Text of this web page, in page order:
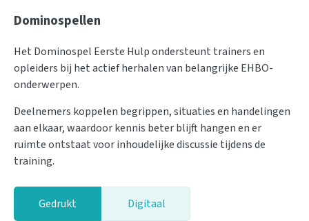
Dominospellen
Het Dominospel Eerste Hulp ondersteunt trainers en
opleiders bij het actief herhalen van belangrijke EHBO-
onderwerpen.
Deelnemers koppelen begrippen, situaties en handelingen
aan elkaar, waardoor kennis beter blijft hangen en er
ruimte ontstaat voor inhoudelijke discussie tijdens de
training.
Gedrukt Digitaal